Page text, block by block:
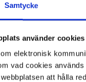
Samtycke
använder cookies
elektronisk
vad cookies
att hålla
Batteri ENERGIZER Ultimate